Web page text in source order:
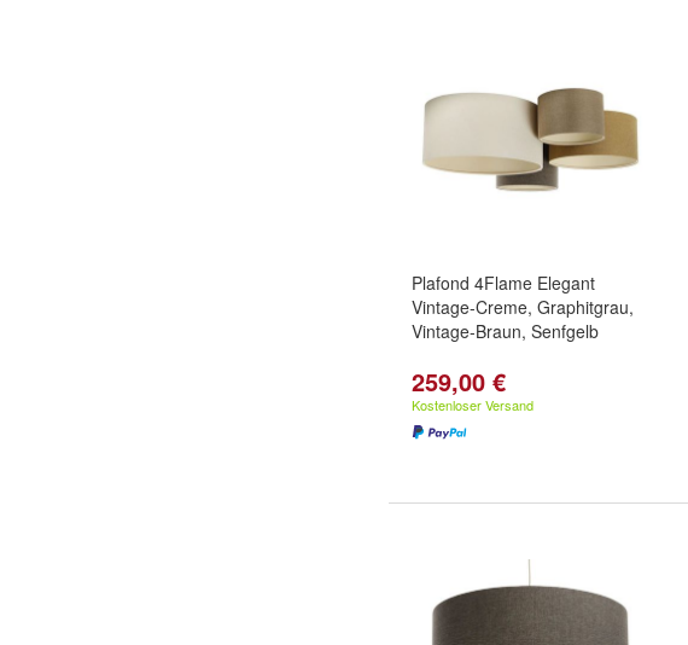
Plafond 4Flame Elegant
Vintage-Creme, Graphitgrau,
Vintage-Braun, Senfgelb
259,00 €
Kostenloser Versand